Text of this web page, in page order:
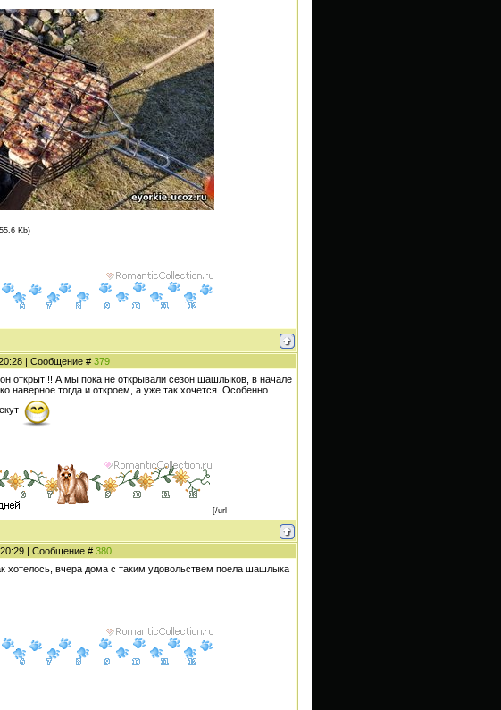
Kb)
| Сообщение # 379
открыт!!! А мы пока не открывали сезон шашлыков, в начале
наверное тогда и откроем, а уже так хочется. Особенно
[/url
| Сообщение # 380
хотелось, вчера дома с таким удовольствем поела шашлыка